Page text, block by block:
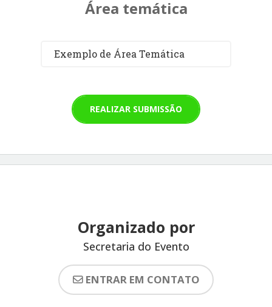
Área temática
Exemplo de Área Temática
REALIZAR SUBMISSÃO
Organizado por
Secretaria do Evento
ENTRAR EM CONTATO